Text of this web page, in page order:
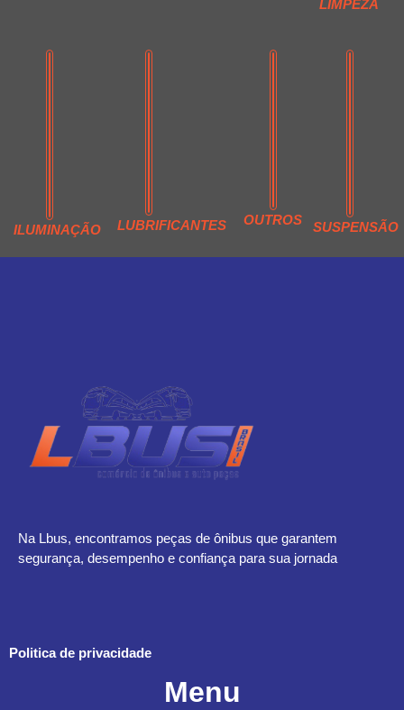
LIMPEZA
ILUMINAÇÃO LUBRIFICANTES OUTROS SUSPENSÃO
Na Lbus, encontramos peças de ônibus que garantem
segurança, desempenho e confiança para sua jornada
Politica de privacidade
Menu